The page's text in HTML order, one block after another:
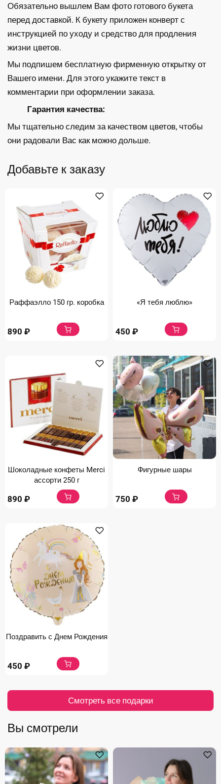
Обязательно вышлем Вам фото готового букета
перед доставкой. К букету приложен конверт с
инструкцией по уходу и средство для продления
жизни цветов.
Мы подпишем бесплатную фирменную открытку от
Вашего имени. Для этого укажите текст в
комментарии при оформлении заказа.
Гарантия качества:
Мы тщательно следим за качеством цветов, чтобы
они радовали Вас как можно дольше.
Добавьте к заказу
Раффаэлло 150 гр. коробка
890 ₽
«Я тебя люблю»
450 ₽
Шоколадные конфеты Merci
ассорти 250 г
890 ₽
Фигурные шары
750 ₽
Поздравить с Днем Рождения
450 ₽
Смотреть все подарки
Вы смотрели